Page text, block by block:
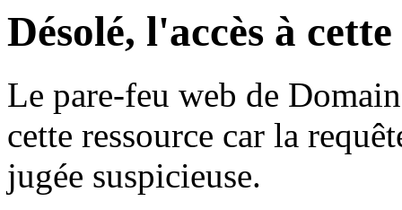
Désolé, l'accès à
Le pare-feu web de
cette ressource car la
jugée suspicieuse.